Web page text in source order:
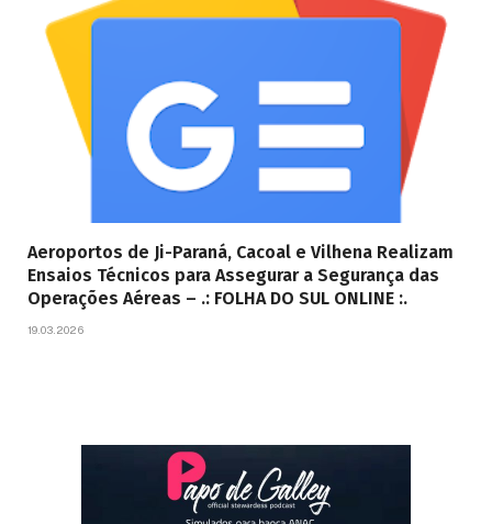
Aeroportos de Ji-Paraná, Cacoal e Vilhena Realizam
Ensaios Técnicos para Assegurar a Segurança das
Operações Aéreas – .: FOLHA DO SUL ONLINE :.
19.03.2026